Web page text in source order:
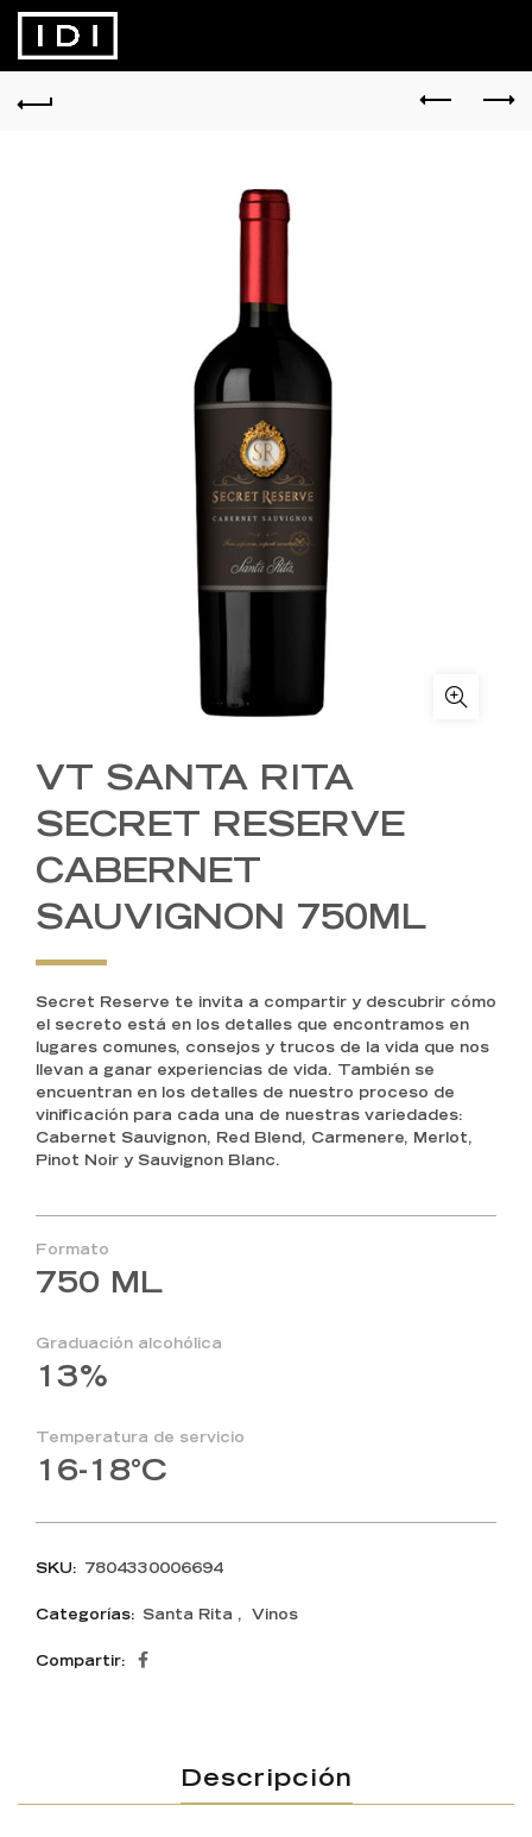
VT SANTA RITA
SECRET RESERVE
CABERNET
SAUVIGNON 750ML
Secret Reserve te invita a compartir y descubrir cómo
el secreto está en los detalles que encontramos en
lugares comunes, consejos y trucos de la vida que nos
llevan a ganar experiencias de vida. También se
encuentran en los detalles de nuestro proceso de
vinificación para cada una de nuestras variedades:
Cabernet Sauvignon, Red Blend, Carmenere, Merlot,
Pinot Noir y Sauvignon Blanc.
Formato
750 ML
Graduación alcohólica
13%
Temperatura de servicio
16-18°C
SKU: 7804330006694
Categorías: Santa Rita , Vinos
Compartir
Descripción